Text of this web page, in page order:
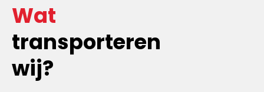
Wat
transporteren
wij?